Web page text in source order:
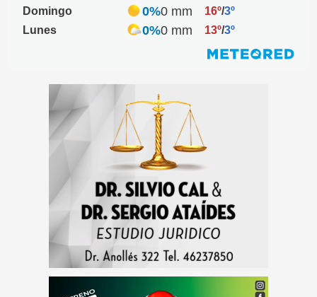
Domingo
0%0 mm 16º/3º
Lunes
0%0 mm 13º/3º